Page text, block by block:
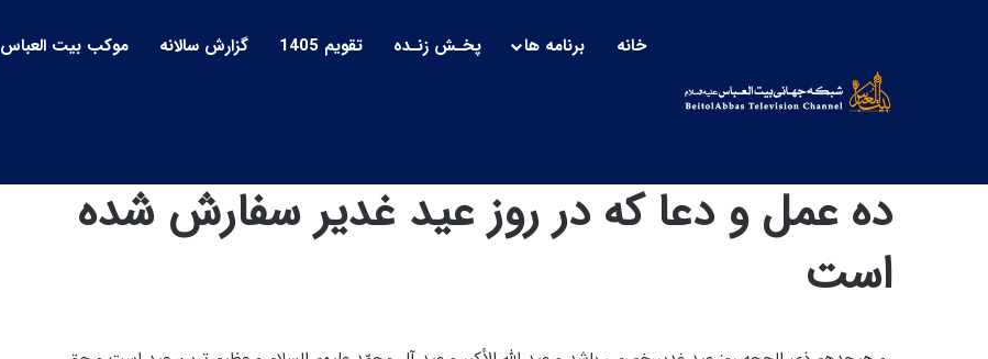
خانه برنامه ها پخـش زنـده تقویم 1405 گزارش سالانه موکب بیت العباس
ده عمل و دعا که در روز عید غدیر سفارش شده
است